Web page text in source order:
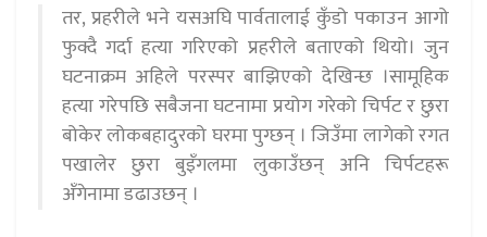
तर, प्रहरीले भने यसअघि पार्वतालाई कुँडो पकाउन आगो
फुक्दै गर्दा हत्या गरिएको प्रहरीले बताएको थियो। जुन
घटनाक्रम अहिले परस्पर बाझिएको देखिन्छ ।सामूहिक
हत्या गरेपछि सबैजना घटनामा प्रयोग गरेको चिर्पट र छुरा
बोकेर लोकबहादुरको घरमा पुग्छन् । जिउँमा लागेको रगत
पखालेर छुरा बुइँगलमा लुकाउँछन् अनि चिर्पटहरू
अँगेनामा डढाउछन् ।